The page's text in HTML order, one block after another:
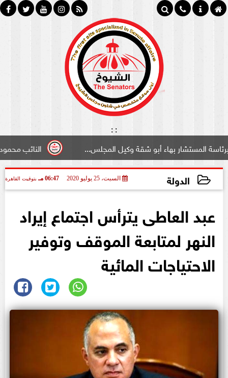
:
:
النائب محمود سامي
بهاء أبو شقة وكيل المجلس...
الدولة السبت، 25 يوليو 2020 06:47 مـ بتوقيت القاهرة
عبد العاطى يترأس اجتماع إيراد
النهر لمتابعة الموقف وتوفير
الاحتياجات المائية